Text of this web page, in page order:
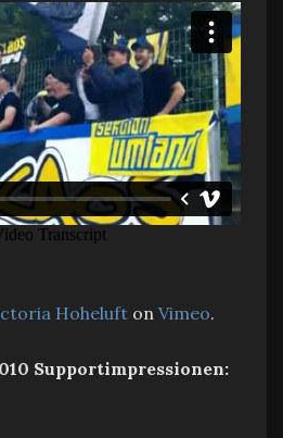
Hoheluft on Vimeo.
Supportimpressionen: